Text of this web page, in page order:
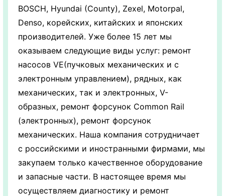
BOSCH, Hyundai (County), Zexel, Motorpal,
Denso, корейских, китайских и японских
производителей. Уже более 15 лет мы
оказываем следующие виды услуг: ремонт
насосов VE(пучковых механических и с
электронным управлением), рядных, как
механических, так и электронных, V-
образных, ремонт форсунок Common Rail
(электронных), ремонт форсунок
механических. Наша компания сотрудничает
с российскими и иностранными фирмами, мы
закупаем только качественное оборудование
и запасные части. В настоящее время мы
осуществляем диагностику и ремонт